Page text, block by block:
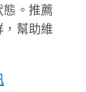
。推薦
幫助維